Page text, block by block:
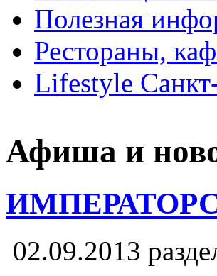
Полезная
Рестораны,
Lifestyle
Афиша и
02.09.2013